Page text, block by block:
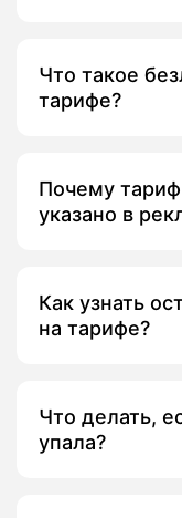
Что такое
тарифе?
Почему
указано в
Как узнать
на тарифе?
Что делать,
упала?